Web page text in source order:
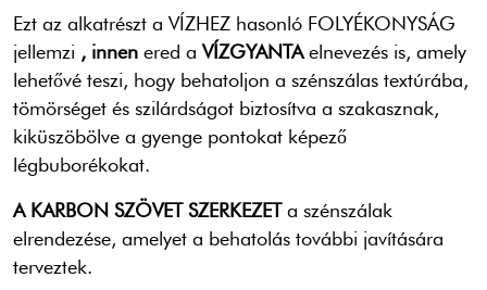
Ezt az alkatrészt a VÍZHEZ hasonló FOLYÉKONYSÁG
jellemzi , innen ered aVÍZGYANTAelnevezés is, amely
lehetővé teszi, hogy behatoljon a szénszálas textúrába,
tömörséget és szilárdságot biztosítva a szakasznak,
kiküszöbölve a gyenge pontokat képező
légbuborékokat.
A KARBON SZÖVET SZERKEZETa szénszálak
elrendezése, amelyet a behatolás további javítására
terveztek.